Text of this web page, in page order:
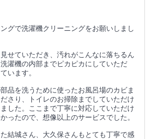
グで洗濯機クリーニングをお願いしまし
せていただき、汚れがこんなに落ちるん
濯機の内部までピカピカにしていただ
います。
品を洗うために使ったお風呂場のカビま
さり、トイレのお掃除までしていただけ
した。ここまで丁寧に対応していただけ
ったので、想像以上のサービスでした。
結城さん、大久保さんもとても丁寧で感